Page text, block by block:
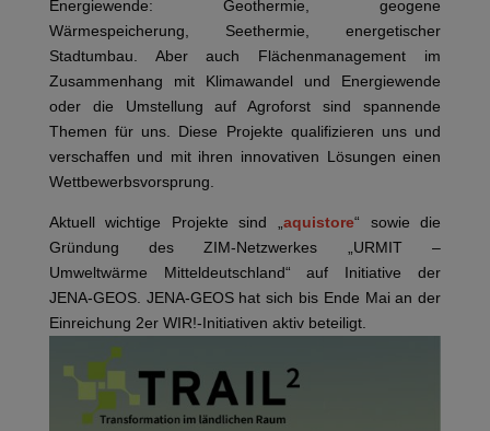
Energiewende: Geothermie, geogene
Wärmespeicherung, Seethermie, energetischer
Stadtumbau. Aber auch Flächenmanagement im
Zusammenhang mit Klimawandel und Energiewende
oder die Umstellung auf Agroforst sind spannende
Themen für uns. Diese Projekte qualifizieren uns und
verschaffen und mit ihren innovativen Lösungen einen
Wettbewerbsvorsprung.
Aktuell wichtige Projekte sind „aquistore“ sowie die
Gründung des ZIM-Netzwerkes „URMIT –
Umweltwärme Mitteldeutschland“ auf Initiative der
JENA-GEOS. JENA-GEOS hat sich bis Ende Mai an der
Einreichung 2er WIR!-Initiativen aktiv beteiligt.